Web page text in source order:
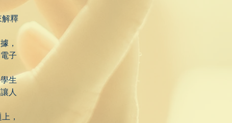
解釋
，
子
生
人
，